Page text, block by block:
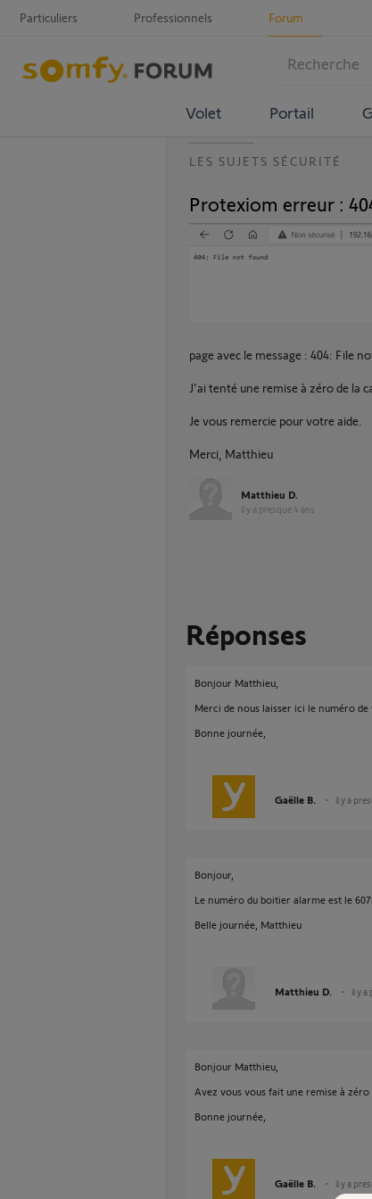
Particuliers Professionnels Forum
Volet Portail
LES SUJETS SÉCURITÉ
Protexiom erreur :
page avec le message : 404: File
J'ai tenté une remise à zéro de la
Je vous remercie pour votre aide.
Merci, Matthieu
Matthieu D.
il y a presque 4 ans
Réponses
Bonjour Matthieu,
Merci de nous laisser ici le numéro
Bonne journée,
Gaëlle B. il y a
Bonjour,
Le numéro du boitier alarme est le
Belle journée, Matthieu
Matthieu D. il y a
Bonjour Matthieu,
Avez vous vous fait une remise à
Bonne journée,
Gaëlle B. il y a